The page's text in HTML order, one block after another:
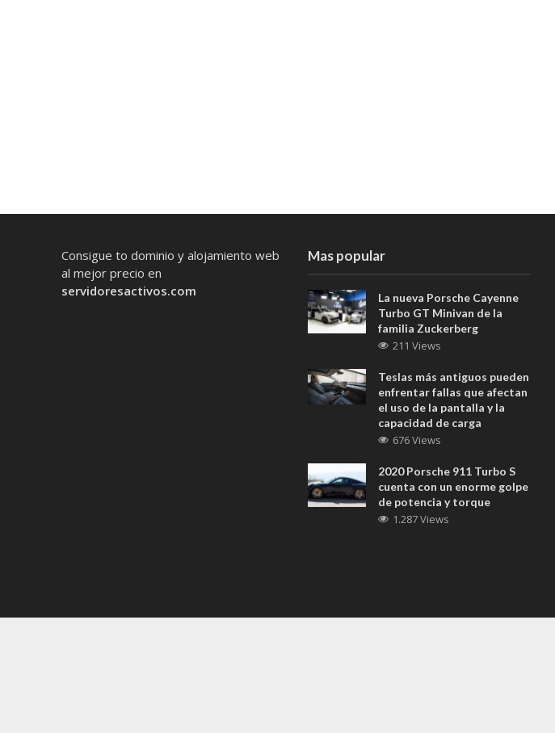
Consigue to dominio y alojamiento web
al mejor precio en
servidoresactivos.com
Mas popular
La nueva Porsche Cayenne
Turbo GT Minivan de la
familia Zuckerberg
211 Views
Teslas más antiguos pueden
enfrentar fallas que afectan
el uso de la pantalla y la
capacidad de carga
676 Views
2020 Porsche 911 Turbo S
cuenta con un enorme golpe
de potencia y torque
1.287 Views